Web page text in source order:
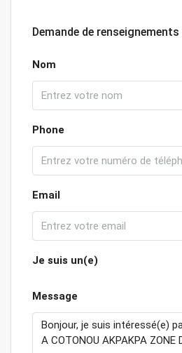
Demande de
Nom
Phone
Email
Je suis un(e)
Message